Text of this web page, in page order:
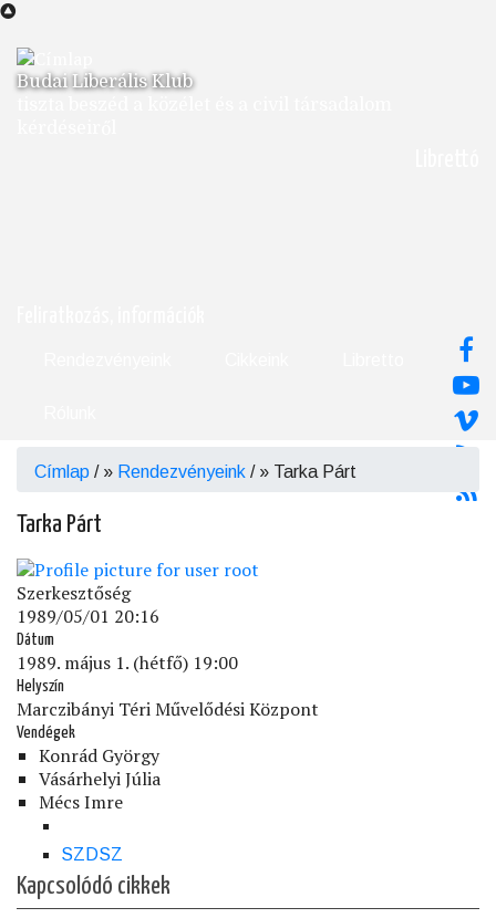
Ugrás
tartalomra
Budai Liberális Klub
Morzsa
Címlap / Rendezvényeink / Tarka Párt
Tarka Párt
Szerkesztőség
1989/05/01 20:16
Dátum
1989. május 1. (hétfő) 19:00
Helyszín
Marczibányi Téri Művelődési Központ
Vendégek
Konrád György
Vásárhelyi Júlia
Mécs Imre
SZDSZ
Kapcsolódó cikkek